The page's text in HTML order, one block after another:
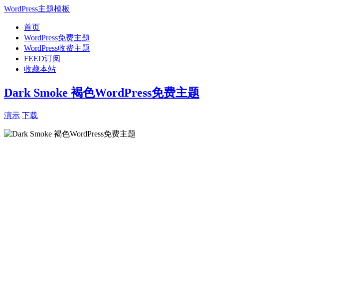
WordPress主题模板
首页
WordPress免费主题
WordPress收费主题
FEED订阅
收藏本站
Dark Smoke 褐色WordPress免费主题
演示 下载